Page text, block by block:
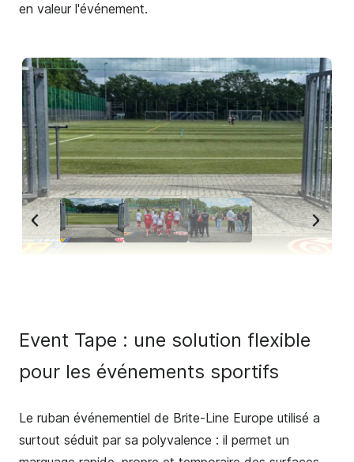
en valeur l'événement.
Event Tape : une solution flexible
pour les événements sportifs
Le ruban événementiel de Brite-Line Europe utilisé a
surtout séduit par sa polyvalence : il permet un